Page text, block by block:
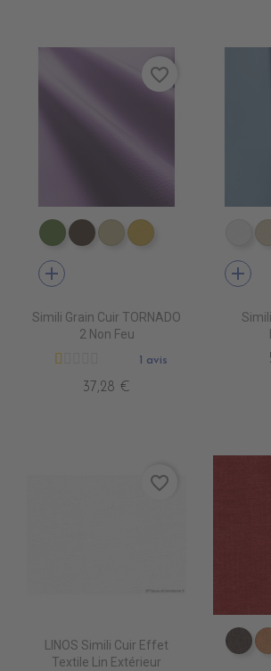
EN3340 ALGREEN
EN3310 GOVA
EN3390 CLAY
EN3430 CITRON
add
Simili Grain Cuir TORNADO
2 Non Feu
1 avis
37,28 €
favorite_border
add
LINOS Simili Cuir Effet
Textile Lin Extérieur
favorite_border